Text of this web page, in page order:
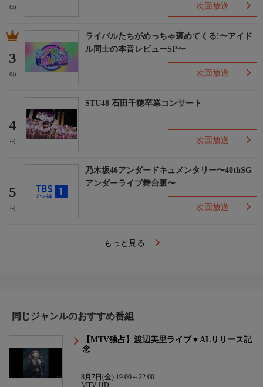
(5) 次回放送
3
(8)
ライバルたちがめっちゃ褒めてくる!〜アイド
ル同士の本音レビューSP〜
次回放送
4
(-)
STU48 石田千穂卒業コンサート
次回放送
5
(-)
乃木坂46アンダードキュメンタリー〜40thSG
アンダーライブ舞台裏〜
次回放送
もっと見る
同じジャンルのおすすめ番組
【MTV独占】渡辺美里ライブ▼ALリリース記
念
8月7日(金) 19:00～22:00